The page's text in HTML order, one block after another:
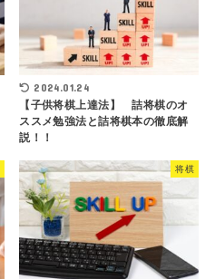
2024.01.24
【子供将棋上達法】 詰将棋のオ
ススメ勉強法と詰将棋本の徹底解
説！！
将棋